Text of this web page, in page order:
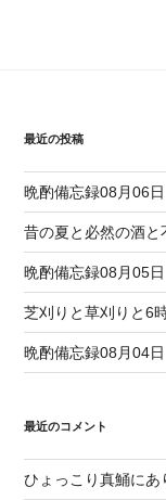
最近の投稿
晩酌備忘録08月06日
昔の夏と必然の酒と
晩酌備忘録08月05日
芝刈りと草刈りと6
晩酌備忘録08月04日
最近のコメント
ひょっこり真鯒にあ